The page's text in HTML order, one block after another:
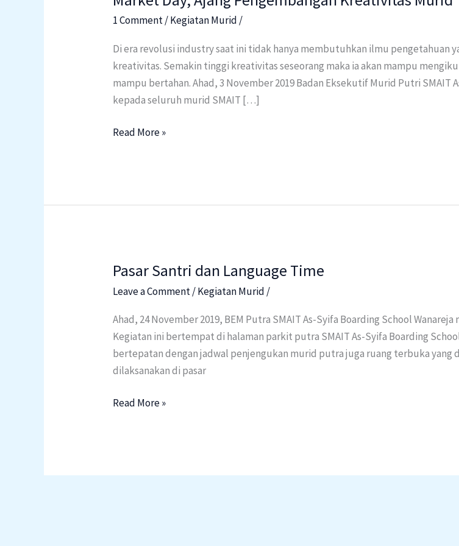
1 Comment/Kegiatan Murid /
Di era revolusi industry saat ini tidak hanya membutuhkan ilmu pengetahuan
kreativitas. Semakin tinggi kreativitas seseorang maka ia akan mampu
mampu bertahan. Ahad, 3 November 2019 Badan Eksekutif Murid Putri SMAIT
kepada seluruh murid SMAIT […]
Day,
Pengembangan
Kreativitas
Murid
Read More »
Pasar Santri dan Language Time
Leave a Comment/Kegiatan Murid /
Ahad, 24 November 2019, BEM Putra SMAIT As-Syifa Boarding School
Kegiatan ini bertempat di halaman parkit putra SMAIT As-Syifa Boarding
bertepatan dengan jadwal penjengukan murid putra juga ruang terbuka yang
dilaksanakan di pasar
Pasar
Santri
Language
Time
Read More »